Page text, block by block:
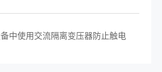
中使用交流隔离变压器防止触电